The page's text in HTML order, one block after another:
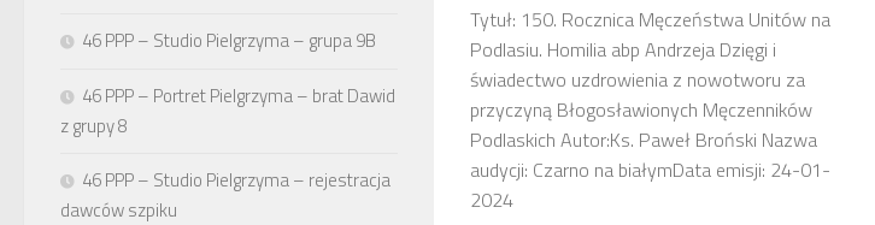
Tytuł: 150. Rocznica Męczeństwa Unitów na
Podlasiu. Homilia abp Andrzeja Dzięgi i
świadectwo uzdrowienia z nowotworu za
przyczyną Błogosławionych Męczenników
Podlaskich Autor:Ks. Paweł Broński Nazwa
audycji: Czarno na białymData emisji: 24-01-
2024
46 PPP – Studio Pielgrzyma – grupa 9B
46 PPP – Portret Pielgrzyma – brat Dawid
z grupy 8
46 PPP – Studio Pielgrzyma – rejestracja
dawców szpiku